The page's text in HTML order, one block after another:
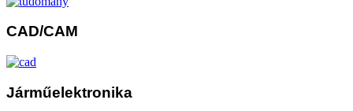
CAD/CAM
Járműelektronika